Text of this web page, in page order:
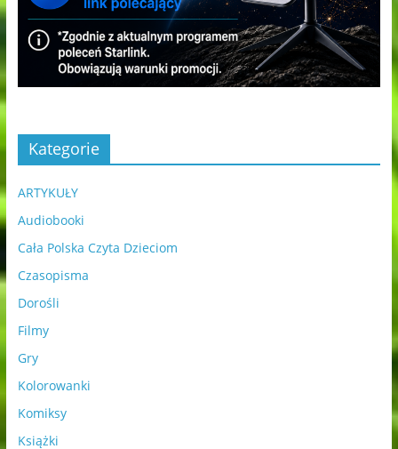
Kategorie
ARTYKUŁY
Audiobooki
Cała Polska Czyta Dzieciom
Czasopisma
Dorośli
Filmy
Gry
Kolorowanki
Komiksy
Książki